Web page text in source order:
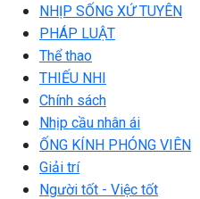
NHỊP SỐNG XỨ TUYÊN
PHÁP LUẬT
Thể thao
THIẾU NHI
Chính sách
Nhịp cầu nhân ái
ỐNG KÍNH PHÓNG VIÊN
Giải trí
Người tốt - Việc tốt